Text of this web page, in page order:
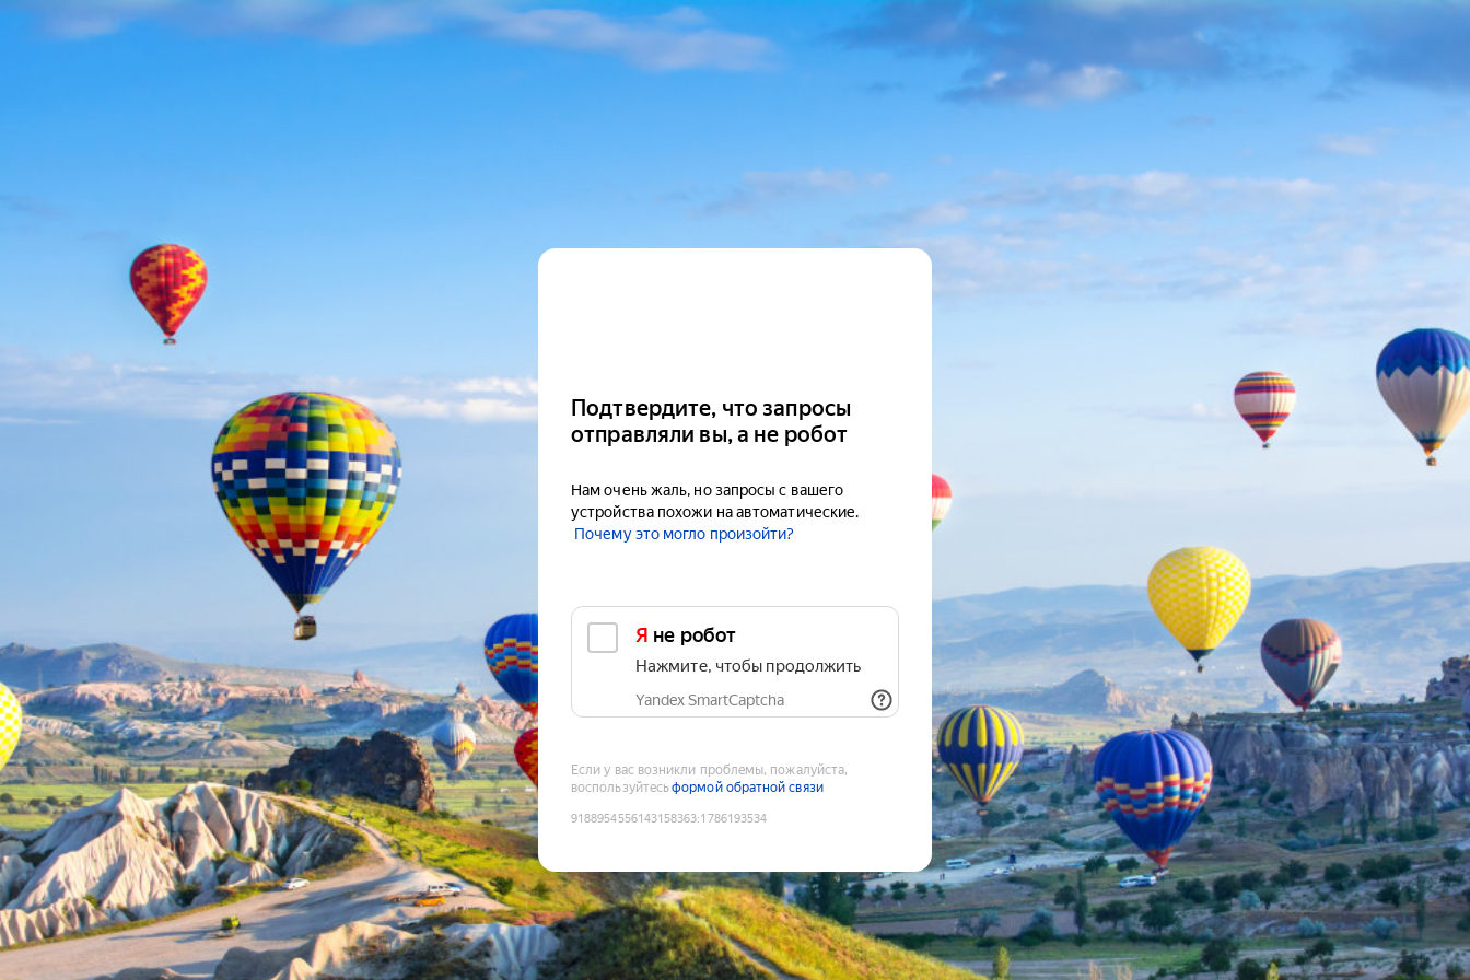
Подтвердите, что запросы
отправляли вы, а не робот
Нам очень жаль, но запросы с вашего
устройства похожи на автоматические.
Почему это могло произойти?
Я не робот
Нажмите, чтобы продолжить
Yandex SmartCaptcha
Если у вас возникли проблемы, пожалуйста,
воспользуйтесьформой обратной связи
9188954556143158363:1786193534